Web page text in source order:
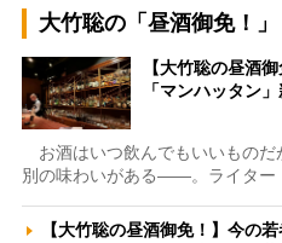
大竹聡の「昼酒御免！」
【大竹聡の昼酒
「マンハッタン
お酒はいつ飲んでもいいものだ
別の味わいがある――。ライター
【大竹聡の昼酒御免！】今の